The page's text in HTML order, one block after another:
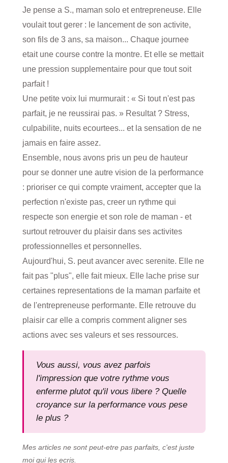
Je pense a S., maman solo et entrepreneuse. Elle
voulait tout gerer : le lancement de son activite,
son fils de 3 ans, sa maison... Chaque journee
etait une course contre la montre. Et elle se mettait
une pression supplementaire pour que tout soit
parfait !
Une petite voix lui murmurait : « Si tout n'est pas
parfait, je ne reussirai pas. » Resultat ? Stress,
culpabilite, nuits ecourtees... et la sensation de ne
jamais en faire assez.
Ensemble, nous avons pris un peu de hauteur
pour se donner une autre vision de la performance
: prioriser ce qui compte vraiment, accepter que la
perfection n'existe pas, creer un rythme qui
respecte son energie et son role de maman - et
surtout retrouver du plaisir dans ses activites
professionnelles et personnelles.
Aujourd'hui, S. peut avancer avec serenite. Elle ne
fait pas "plus", elle fait mieux. Elle lache prise sur
certaines representations de la maman parfaite et
de l'entrepreneuse performante. Elle retrouve du
plaisir car elle a compris comment aligner ses
actions avec ses valeurs et ses ressources.
Vous aussi, vous avez parfois
l'impression que votre rythme vous
enferme plutot qu'il vous libere ? Quelle
croyance sur la performance vous pese
le plus ?
Mes articles ne sont peut-etre pas parfaits, c'est juste
moi qui les ecris.